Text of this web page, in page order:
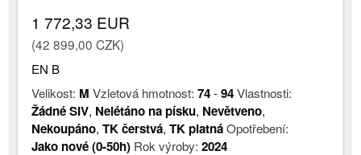
1 772,33 EUR
(42 899,00 CZK)
EN B
Velikost: M Vzletová hmotnost:74-94Vlastnosti:
Žádné SIV, Nelétáno na písku, Nevětveno,
Nekoupáno,TK čerstvá,TK platnáOpotřebení:
Jako nové (0-50h) Rok výroby:2024